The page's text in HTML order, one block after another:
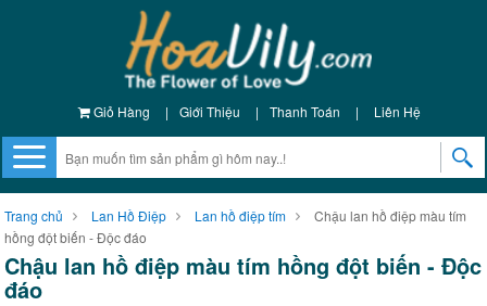
Giỏ Hàng | Giới Thiệu | Thanh Toán | Liên Hệ
Trang chủ Lan Hồ Điệp Lan hồ điệp tím
Chậu lan hồ điệp màu tím
hồng đột biến - Độc đáo
Chậu lan hồ điệp màu tím hồng đột biến - Độc
đáo